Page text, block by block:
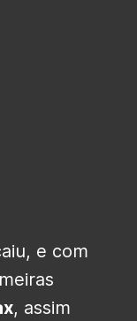
e com
, assim